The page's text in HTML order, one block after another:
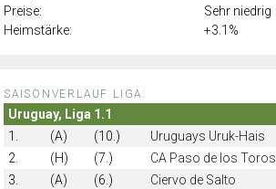
Preise:
Sehr niedrig
Heimstärke:
+3.1%
SAISONVERLAUF LIGA:
Uruguay, Liga 1.1
1.
(A) (10.) Uruguays Uruk-Hais
2.
(H) (7.) CA Paso de los Toros
3.
(A) (6.) Ciervo de Salto